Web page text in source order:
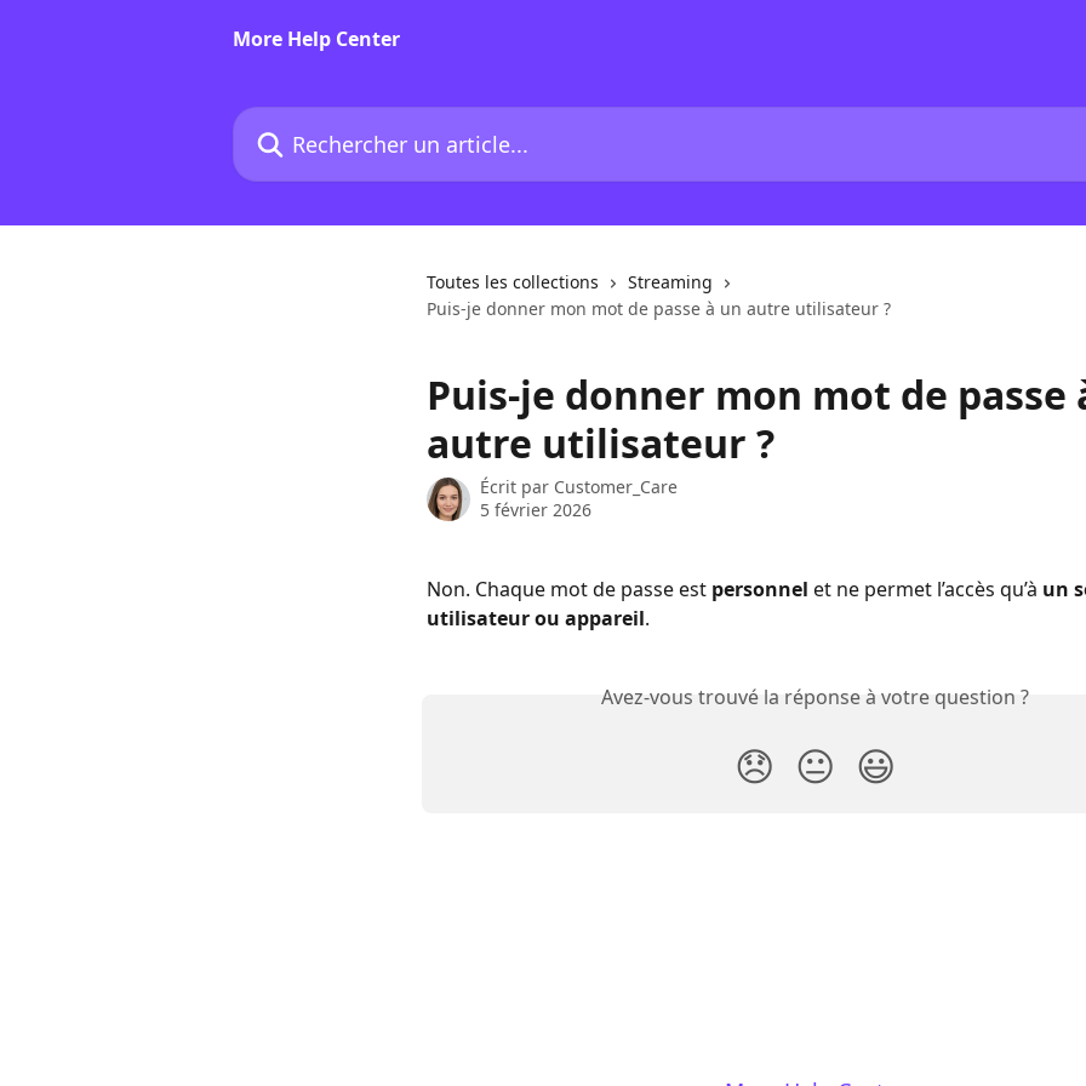
More Help Center
Rechercher un article...
Toutes les collections
Streaming
Puis-je donner mon mot de passe à un autre utilisateur ?
Puis-je donner mon mot de passe
autre utilisateur ?
Écrit par Customer_Care
5 février 2026
Non. Chaque mot de passe est personnel et ne permet l’accès qu’à un
utilisateur ou appareil.
Avez-vous trouvé la réponse à votre question ?
😞 😐 😃